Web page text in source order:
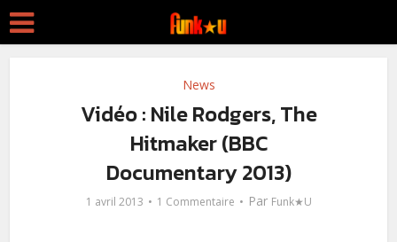
News
Vidéo : Nile Rodgers, The
Hitmaker (BBC
Documentary 2013)
1 avril 2013 1 Commentaire Par Funk★U